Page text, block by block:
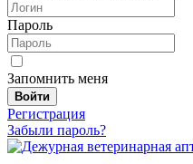
Пароль
Запомнить меня
Войти
Регистрация
Забыли пароль?